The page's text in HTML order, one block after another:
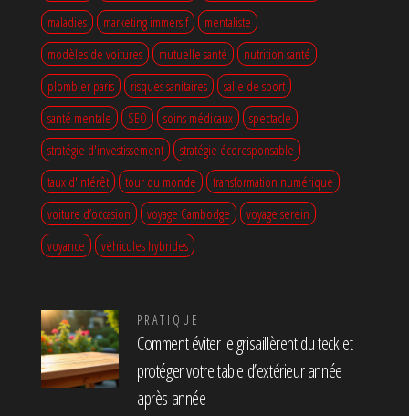
maladies
marketing immersif
mentaliste
modèles de voitures
mutuelle santé
nutrition santé
plombier paris
risques sanitaires
salle de sport
santé mentale
SEO soins médicaux
spectacle
stratégie d'investissement
stratégie écoresponsable
taux d'intérêt
tour du monde
transformation numérique
voiture d’occasion
voyage Cambodge
voyage serein
voyance
véhicules hybrides
PRATIQUE
Comment éviter le grisaillèrent du teck et
protéger votre table d’extérieur année
après année